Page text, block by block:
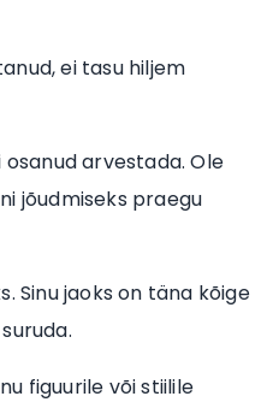
ei tasu hiljem
arvestada. Ole
jõudmiseks praegu
Sinu jaoks on täna kõige
figuurile või stiilile